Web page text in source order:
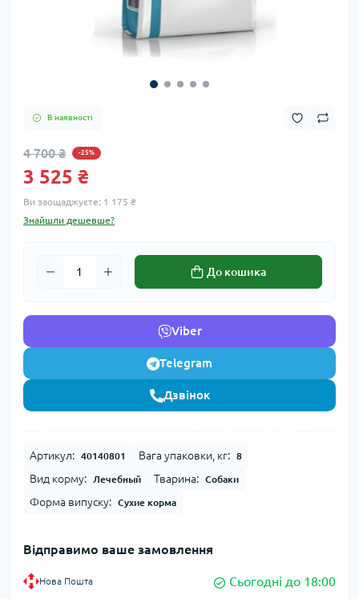
В наявності
4 700 ₴ -25%
3 525 ₴
Ви заощаджуєте: 1 175 ₴
Знайшли дешевше?
До кошика
Viber
Telegram
Дзвінок
Артикул: 40140801 Вага упаковки, кг: 8
Вид корму: Лечебный Тварина: Собаки
Форма випуску: Сухие корма
Відправимо ваше замовлення
Нова Пошта Сьогодні до 18:00